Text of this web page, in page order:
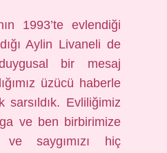
1993’te evlendiği
Aylin Livaneli de
bir mesaj
üzücü haberle
Evliliğimiz
ve ben birbirimize
saygımızı hiç